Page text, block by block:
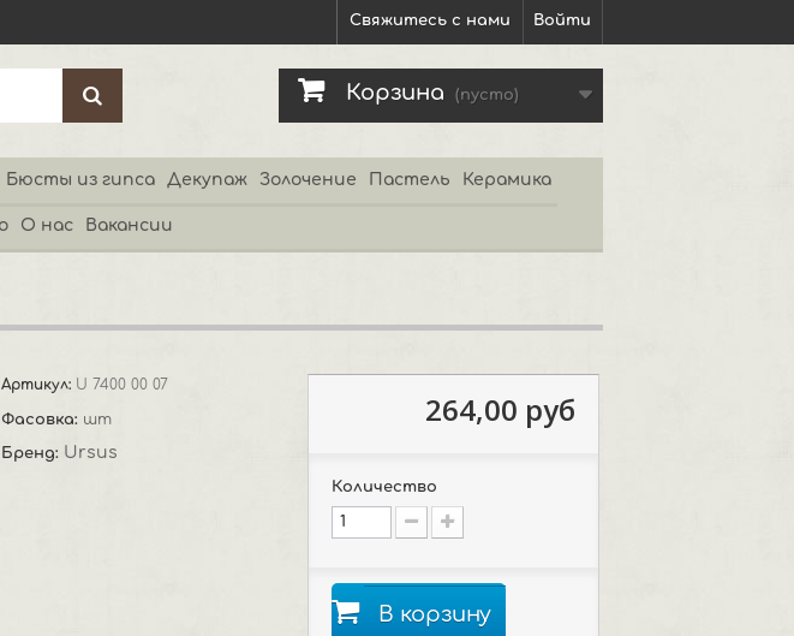
Войти
Свяжитесь с нами
Корзина (пусто)
Бюсты из гипса Декупаж Золочение Пастель Керамика
О нас Вакансии
Артикул: U 7400 00 07
Фасовка: шт
Бренд: Ursus
264,00 руб
Количество
В корзину